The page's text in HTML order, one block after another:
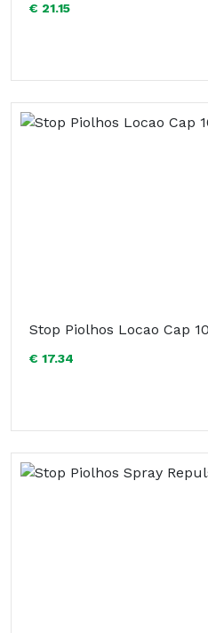
€ 21.15
Stop Piolhos Locao Cap
€ 17.34